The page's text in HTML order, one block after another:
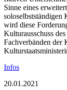
Sinne eines
soloselbstständigen
wird diese
Kulturausschuss
Fachverbänden der
Infos
20.01.2021